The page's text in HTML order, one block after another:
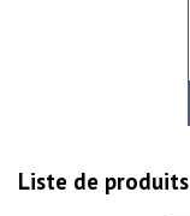
Liste de produits